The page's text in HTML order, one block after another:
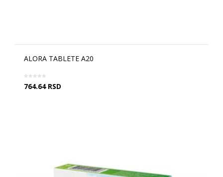
ALORA TABLETE A20
764.64 RSD